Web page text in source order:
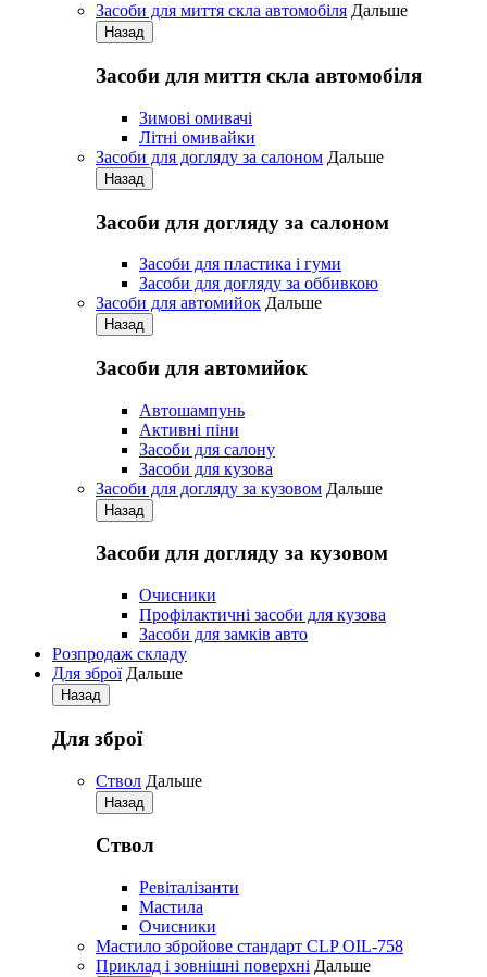
Засоби для миття скла автомобіля Дальше
Назад
Засоби для миття скла автомобіля
Зимові омивачі
Літні омивайки
Засоби для догляду за салоном Дальше
Назад
Засоби для догляду за салоном
Засоби для пластика і гуми
Засоби для догляду за оббивкою
Засоби для автомийок Дальше
Назад
Засоби для автомийок
Автошампунь
Активнi пiни
Засоби для салону
Засоби для кузова
Засоби для догляду за кузовом Дальше
Назад
Засоби для догляду за кузовом
Очисники
Профілактичні засоби для кузова
Засоби для замків авто
Розпродаж складу
Для зброї Дальше
Назад
Для зброї
Ствол Дальше
Назад
Ствол
Ревіталізанти
Мастила
Очисники
Мастило збройове стандарт CLP OIL-758
Приклад і зовнішні поверхні Дальше